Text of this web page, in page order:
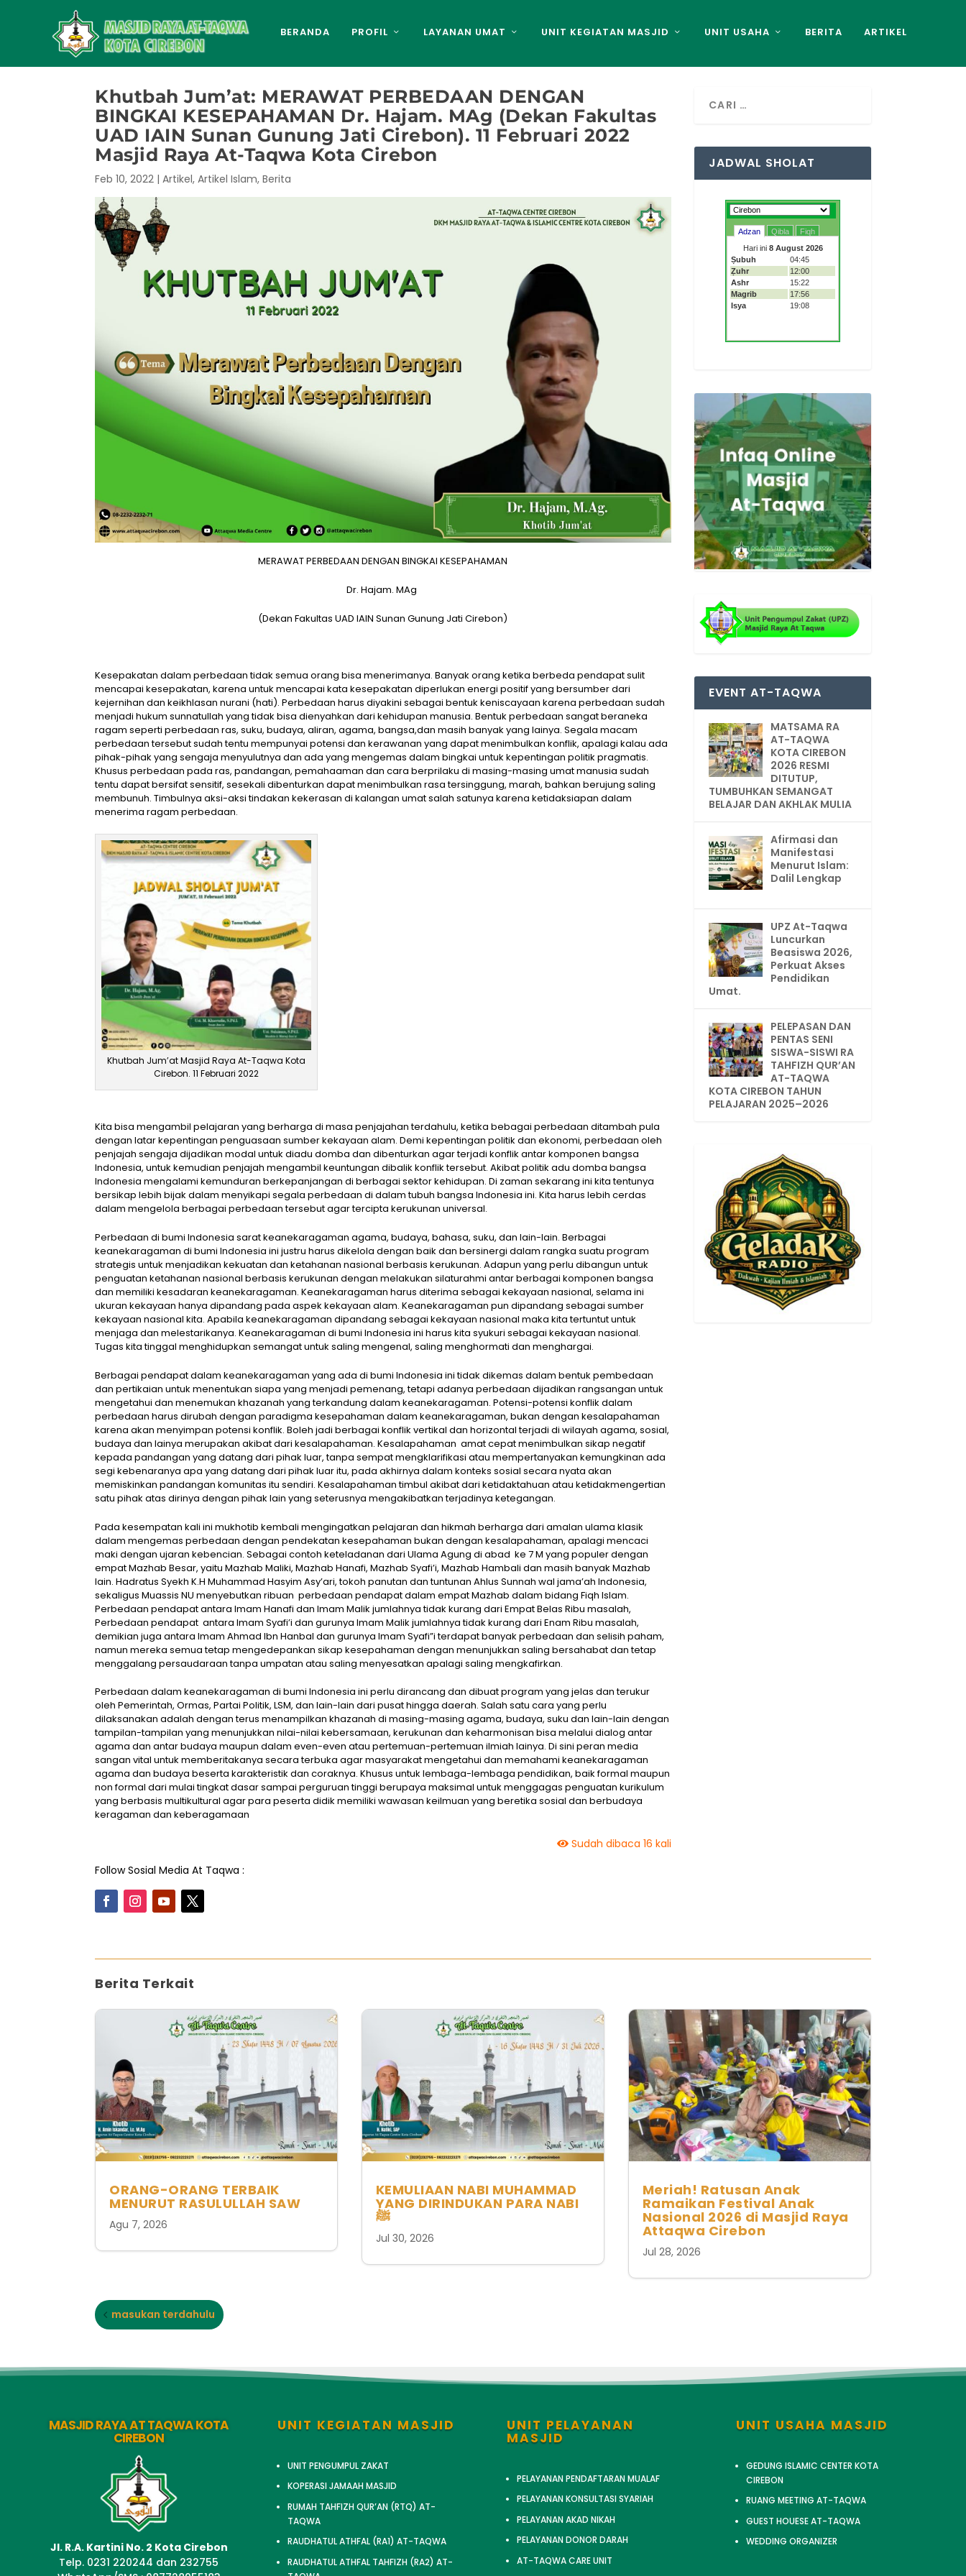
BERANDA PROFIL LAYANAN UMAT UNIT KEGIATAN MASJID UNIT USAHA BERITA ARTIKEL
Khutbah Jum’at: MERAWAT PERBEDAAN DENGAN
BINGKAI KESEPAHAMAN Dr. Hajam. MAg (Dekan Fakultas
UAD IAIN Sunan Gunung Jati Cirebon). 11 Februari 2022
Masjid Raya At-Taqwa Kota Cirebon
Feb 10, 2022 | Artikel, Artikel Islam, Berita
MERAWAT PERBEDAAN DENGAN BINGKAI KESEPAHAMAN
Dr. Hajam. MAg
(Dekan Fakultas UAD IAIN Sunan Gunung Jati Cirebon)
Kesepakatan dalam perbedaan tidak semua orang bisa menerimanya. Banyak orang ketika berbeda pendapat sulit
mencapai kesepakatan, karena untuk mencapai kata kesepakatan diperlukan energi positif yang bersumber dari
kejernihan dan keikhlasan nurani (hati). Perbedaan harus diyakini sebagai bentuk keniscayaan karena perbedaan sudah
menjadi hukum sunnatullah yang tidak bisa dienyahkan dari kehidupan manusia. Bentuk perbedaan sangat beraneka
ragam seperti perbedaan ras, suku, budaya, aliran, agama, bangsa,dan masih banyak yang lainya. Segala macam
perbedaan tersebut sudah tentu mempunyai potensi dan kerawanan yang dapat menimbulkan konflik, apalagi kalau ada
pihak-pihak yang sengaja menyulutnya dan ada yang mengemas dalam bingkai untuk kepentingan politik pragmatis.
Khusus perbedaan pada ras, pandangan, pemahaaman dan cara berprilaku di masing-masing umat manusia sudah
tentu dapat bersifat sensitif, sesekali dibenturkan dapat menimbulkan rasa tersinggung, marah, bahkan berujung saling
membunuh. Timbulnya aksi-aksi tindakan kekerasan di kalangan umat salah satunya karena ketidaksiapan dalam
menerima ragam perbedaan.
Khutbah Jum’at Masjid Raya At-Taqwa Kota
Cirebon. 11 Februari 2022
Kita bisa mengambil pelajaran yang berharga di masa penjajahan terdahulu, ketika bebagai perbedaan ditambah pula
dengan latar kepentingan penguasaan sumber kekayaan alam. Demi kepentingan politik dan ekonomi, perbedaan oleh
penjajah sengaja dijadikan modal untuk diadu domba dan dibenturkan agar terjadi konflik antar komponen bangsa
Indonesia, untuk kemudian penjajah mengambil keuntungan dibalik konflik tersebut. Akibat politik adu domba bangsa
Indonesia mengalami kemunduran berkepanjangan di berbagai sektor kehidupan. Di zaman sekarang ini kita tentunya
bersikap lebih bijak dalam menyikapi segala perbedaan di dalam tubuh bangsa Indonesia ini. Kita harus lebih cerdas
dalam mengelola berbagai perbedaan tersebut agar tercipta kerukunan universal.
Perbedaan di bumi Indonesia sarat keanekaragaman agama, budaya, bahasa, suku, dan lain-lain. Berbagai
keanekaragaman di bumi Indonesia ini justru harus dikelola dengan baik dan bersinergi dalam rangka suatu program
strategis untuk menjadikan kekuatan dan ketahanan nasional berbasis kerukunan. Adapun yang perlu dibangun untuk
penguatan ketahanan nasional berbasis kerukunan dengan melakukan silaturahmi antar berbagai komponen bangsa
dan memiliki kesadaran keanekaragaman. Keanekaragaman harus diterima sebagai kekayaan nasional, selama ini
ukuran kekayaan hanya dipandang pada aspek kekayaan alam. Keanekaragaman pun dipandang sebagai sumber
kekayaan nasional kita. Apabila keanekaragaman dipandang sebagai kekayaan nasional maka kita tertuntut untuk
menjaga dan melestarikanya. Keanekaragaman di bumi Indonesia ini harus kita syukuri sebagai kekayaan nasional.
Tugas kita tinggal menghidupkan semangat untuk saling mengenal, saling menghormati dan menghargai.
Berbagai pendapat dalam keanekaragaman yang ada di bumi Indonesia ini tidak dikemas dalam bentuk pembedaan
dan pertikaian untuk menentukan siapa yang menjadi pemenang, tetapi adanya perbedaan dijadikan rangsangan untuk
mengetahui dan menemukan khazanah yang terkandung dalam keanekaragaman. Potensi-potensi konflik dalam
perbedaan harus dirubah dengan paradigma kesepahaman dalam keanekaragaman, bukan dengan kesalapahaman
karena akan menyimpan potensi konflik. Boleh jadi berbagai konflik vertikal dan horizontal terjadi di wilayah agama, sosial,
budaya dan lainya merupakan akibat dari kesalapahaman. Kesalapahaman amat cepat menimbulkan sikap negatif
kepada pandangan yang datang dari pihak luar, tanpa sempat mengklarifikasi atau mempertanyakan kemungkinan ada
segi kebenaranya apa yang datang dari pihak luar itu, pada akhirnya dalam konteks sosial secara nyata akan
memiskinkan pandangan komunitas itu sendiri. Kesalapahaman timbul akibat dari ketidaktahuan atau ketidakmengertian
satu pihak atas dirinya dengan pihak lain yang seterusnya mengakibatkan terjadinya ketegangan.
Pada kesempatan kali ini mukhotib kembali mengingatkan pelajaran dan hikmah berharga dari amalan ulama klasik
dalam mengemas perbedaan dengan pendekatan kesepahaman bukan dengan kesalapahaman, apalagi mencaci
maki dengan ujaran kebencian. Sebagai contoh keteladanan dari Ulama Agung di abad ke 7 M yang populer dengan
empat Mazhab Besar, yaitu Mazhab Maliki, Mazhab Hanafi, Mazhab Syafi’i, Mazhab Hambali dan masih banyak Mazhab
lain. Hadratus Syekh K.H Muhammad Hasyim Asy’ari, tokoh panutan dan tuntunan Ahlus Sunnah wal jama’ah Indonesia,
sekaligus Muassis NU menyebutkan ribuan perbedaan pendapat dalam empat Mazhab dalam bidang Fiqh Islam.
Perbedaan pendapat antara Imam Hanafi dan Imam Malik jumlahnya tidak kurang dari Empat Belas Ribu masalah,
Perbedaan pendapat antara Imam Syafi’i dan gurunya Imam Malik jumlahnya tidak kurang dari Enam Ribu masalah,
demikian juga antara Imam Ahmad Ibn Hanbal dan gurunya Imam Syafi”i terdapat banyak perbedaan dan selisih paham,
namun mereka semua tetap mengedepankan sikap kesepahaman dengan menunjukkan saling bersahabat dan tetap
menggalang persaudaraan tanpa umpatan atau saling menyesatkan apalagi saling mengkafirkan.
Perbedaan dalam keanekaragaman di bumi Indonesia ini perlu dirancang dan dibuat program yang jelas dan terukur
oleh Pemerintah, Ormas, Partai Politik, LSM, dan lain-lain dari pusat hingga daerah. Salah satu cara yang perlu
dilaksanakan adalah dengan terus menampilkan khazanah di masing-masing agama, budaya, suku dan lain-lain dengan
tampilan-tampilan yang menunjukkan nilai-nilai kebersamaan, kerukunan dan keharmonisan bisa melalui dialog antar
agama dan antar budaya maupun dalam even-even atau pertemuan-pertemuan ilmiah lainya. Di sini peran media
sangan vital untuk memberitakanya secara terbuka agar masyarakat mengetahui dan memahami keanekaragaman
agama dan budaya beserta karakteristik dan coraknya. Khusus untuk lembaga-lembaga pendidikan, baik formal maupun
non formal dari mulai tingkat dasar sampai perguruan tinggi berupaya maksimal untuk menggagas penguatan kurikulum
yang berbasis multikultural agar para peserta didik memiliki wawasan keilmuan yang beretika sosial dan berbudaya
keragaman dan keberagamaan
Sudah dibaca 16 kali
Follow Sosial Media At Taqwa :
JADWAL SHOLAT
EVENT AT-TAQWA
MATSAMA RA
AT-TAQWA
KOTA CIREBON
2026 RESMI
DITUTUP,
TUMBUHKAN SEMANGAT
BELAJAR DAN AKHLAK MULIA
Afirmasi dan
Manifestasi
Menurut Islam:
Dalil Lengkap
UPZ At-Taqwa
Luncurkan
Beasiswa 2026,
Perkuat Akses
Pendidikan
Umat.
PELEPASAN DAN
PENTAS SENI
SISWA-SISWI RA
TAHFIZH QUR’AN
AT-TAQWA
KOTA CIREBON TAHUN
PELAJARAN 2025–2026
Berita Terkait
ORANG-ORANG TERBAIK
MENURUT RASULULLAH SAW
Agu 7, 2026
KEMULIAAN NABI MUHAMMAD
YANG DIRINDUKAN PARA NABI
ﷺ
Jul 30, 2026
Meriah! Ratusan Anak
Ramaikan Festival Anak
Nasional 2026 di Masjid Raya
Attaqwa Cirebon
Jul 28, 2026
masukan terdahulu
MASJID RAYA AT TAQWA KOTA
CIREBON
Jl. R.A. Kartini No. 2 Kota Cirebon
Telp. 0231 220244 dan 232755
UNIT KEGIATAN MASJID
UNIT PENGUMPUL ZAKAT
KOPERASI JAMAAH MASJID
RUMAH TAHFIZH QUR’AN (RTQ) AT-
TAQWA
RAUDHATUL ATHFAL (RA1) AT-TAQWA
RAUDHATUL ATHFAL TAHFIZH (RA2) AT-
UNIT PELAYANAN
MASJID
PELAYANAN PENDAFTARAN MUALAF
PELAYANAN KONSULTASI SYARIAH
PELAYANAN AKAD NIKAH
PELAYANAN DONOR DARAH
AT-TAQWA CARE UNIT
UNIT USAHA MASJID
GEDUNG ISLAMIC CENTER KOTA
CIREBON
RUANG MEETING AT-TAQWA
GUEST HOUESE AT-TAQWA
WEDDING ORGANIZER